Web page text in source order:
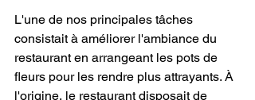
L'une de nos principales tâches
consistait à améliorer l'ambiance du
restaurant en arrangeant les pots de
fleurs pour les rendre plus attrayants. À
l'origine, le restaurant disposait de